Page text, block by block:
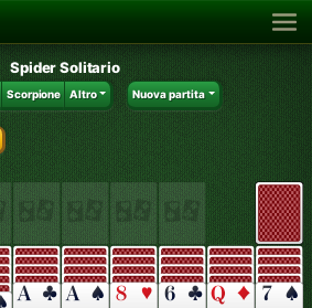
Spider Solitario
Scorpione Altro Nuova partita